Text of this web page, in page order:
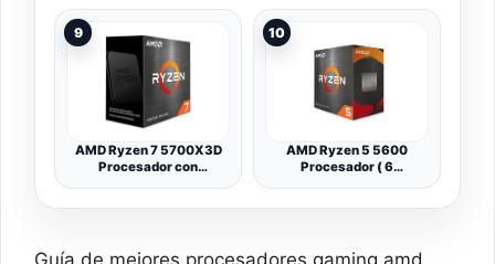
6 núcleos/12 Threads,
65W DTP, Socket AM5,
38MB Caché, Reloj de
Aumento máx. hasta 5.4
GHz, sin Ventilador)
6 núcleos/12 threads,
65W TDP, Socket AM5,
38MB Caché, Reloj de
aumento máx. hasta 5.1
GHz,con ventilador
Wraith Stealh)
9
AMD Ryzen 7 5700X3D
Procesador con
aumento máx. hasta 4,1
10
AMD Ryzen 5 5600
Procesador ( 6
ventilador Wraith Stealh)
Guía de mejores procesadores gaming amd